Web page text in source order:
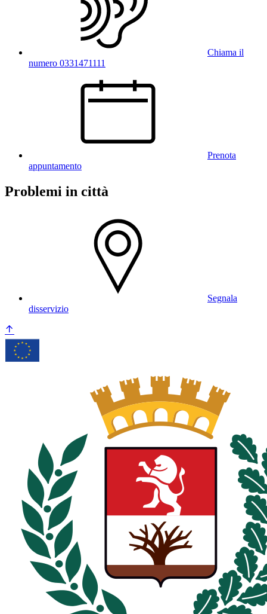
Chiama il
numero 0331471111
Prenota
appuntamento
Problemi in città
Segnala
disservizio